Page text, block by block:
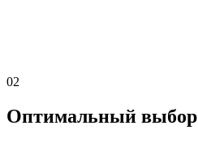
02
Оптимальный выбор